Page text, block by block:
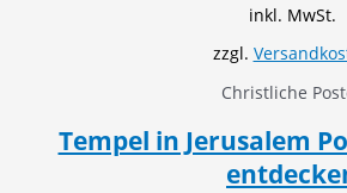
inkl. MwSt.
zzgl.
Christliche
Tempel in Jerusalem